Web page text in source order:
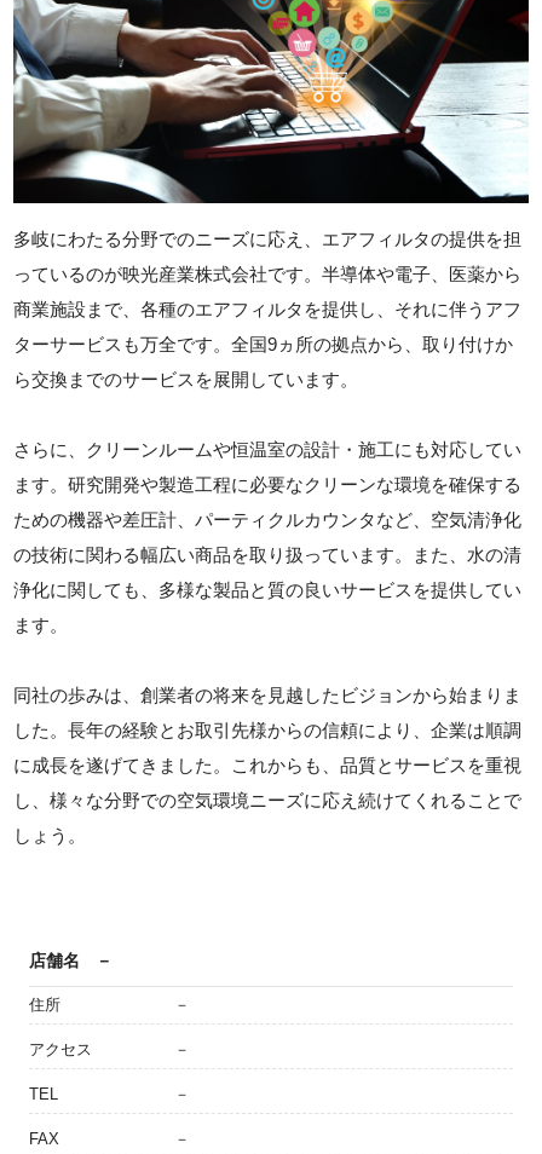
多岐にわたる分野でのニーズに応え、エアフィルタの提供を担
っているのが映光産業株式会社です。半導体や電子、医薬から
商業施設まで、各種のエアフィルタを提供し、それに伴うアフ
ターサービスも万全です。全国9ヵ所の拠点から、取り付けか
ら交換までのサービスを展開しています。
さらに、クリーンルームや恒温室の設計・施工にも対応してい
ます。研究開発や製造工程に必要なクリーンな環境を確保する
ための機器や差圧計、パーティクルカウンタなど、空気清浄化
の技術に関わる幅広い商品を取り扱っています。また、水の清
浄化に関しても、多様な製品と質の良いサービスを提供してい
ます。
同社の歩みは、創業者の将来を見越したビジョンから始まりま
した。長年の経験とお取引先様からの信頼により、企業は順調
に成長を遂げてきました。これからも、品質とサービスを重視
し、様々な分野での空気環境ニーズに応え続けてくれることで
しょう。
店舗名 －
住所 －
アクセス －
TEL －
FAX －